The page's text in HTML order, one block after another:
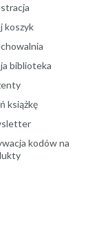
koszyk
biblioteka
książkę
kodów na